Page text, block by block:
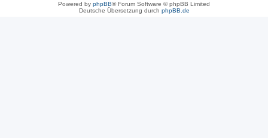
Powered by phpBB® Forum Software © phpBB Limited
Deutsche Übersetzung durch phpBB.de